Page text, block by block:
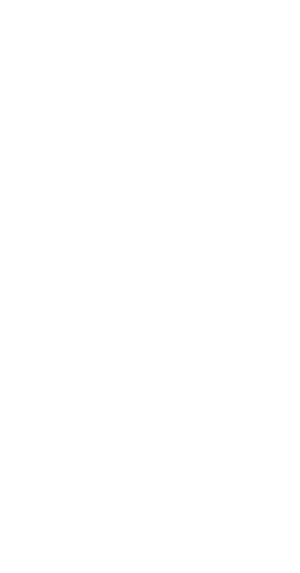
」，卻仍被要求當場
知嘅好處：減肥、消水腫、降血
稿,成日覺得眼睛乾澀､腦袋好似｢斷